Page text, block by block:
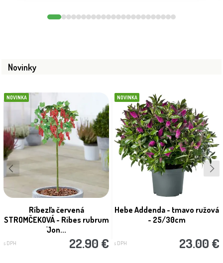
Novinky
NOVINKA
Ríbezľa červená
STROMČEKOVÁ - Ribes rubrum
'Jon...
s DPH 22.90 €
NOVINKA
Hebe Addenda - tmavo ružová
- 25/30cm
s DPH 23.00 €